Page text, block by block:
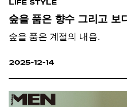
LIFE STYLE
숲을 품은 향수 그리고 보
숲을 품은 계절의 내음.
2025-12-14